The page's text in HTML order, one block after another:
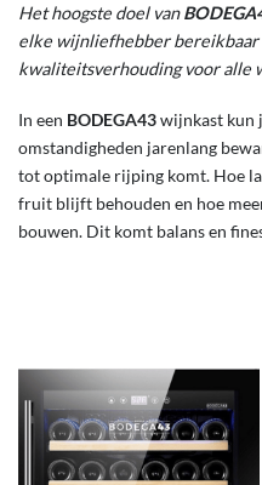
Het hoogste doel van
elke wijnliefhebber bereikbaar
kwaliteitsverhouding voor alle
In een BODEGA43wijnkast kun
omstandigheden jarenlang
tot optimale rijping komt. Hoe
fruit blijft behouden en hoe
bouwen. Dit komt balans en